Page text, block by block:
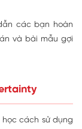
các bạn hoàn
và bài mẫu gợi
học cách sử dụng